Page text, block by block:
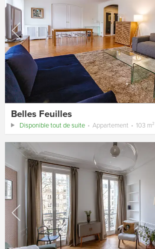
Belles Feuilles
Disponible tout de suite Appartement 103 m²